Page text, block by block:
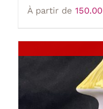
À partir de 150.00